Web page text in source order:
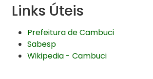
Links Úteis
Prefeitura de Cambuci
Sabesp
Wikipedia - Cambuci